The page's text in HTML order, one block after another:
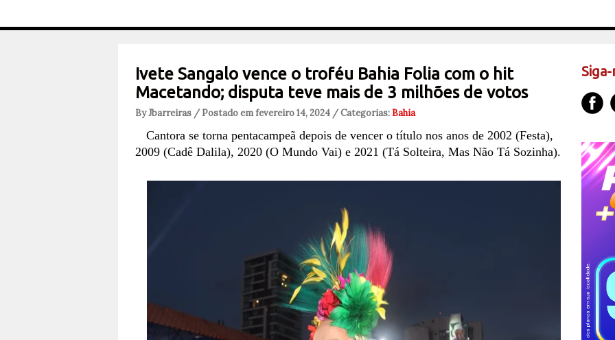
Ivete Sangalo vence o troféu Bahia Folia com o hit
Macetando; disputa teve mais de 3 milhões de votos
By Jbarreiras / Postado em fevereiro 14, 2024 / Categorias:Bahia
Cantora se torna pentacampeã depois de vencer o título nos anos de 2002 (Festa),
2009 (Cadê Dalila), 2020 (O Mundo Vai) e 2021 (Tá Solteira, Mas Não Tá Sozinha).